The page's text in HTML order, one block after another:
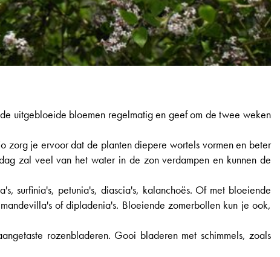
uitgebloeide bloemen regelmatig en geef om de twee weken
je ervoor dat de planten diepere wortels vormen en beter
zal veel van het water in de zon verdampen en kunnen de
surfinia's, petunia's, diascia's, kalanchoës. Of met bloeiende
of dipladenia's. Bloeiende zomerbollen kun je ook,
rozenbladeren. Gooi bladeren met schimmels, zoals